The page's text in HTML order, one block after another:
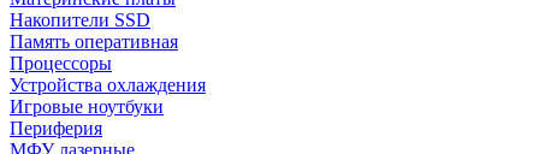
Накопители SSD
Память оперативная
Процессоры
Устройства охлаждения
Игровые ноутбуки
Периферия
МФУ лазерные